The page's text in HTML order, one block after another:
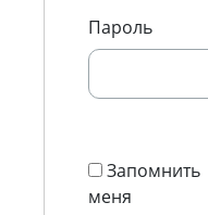
Пароль
Запомнить
меня